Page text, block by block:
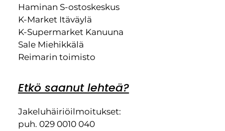
Haminan S-ostoskeskus
K-Market Itäväylä
K-Supermarket Kanuuna
Sale Miehikkälä
Reimarin toimisto
Etkö saanut lehteä?
Jakeluhäiriöilmoitukset:
puh. 029 0010 040